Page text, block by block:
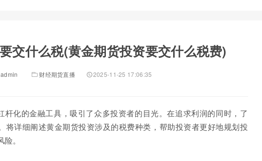
交什么税(黄金期货投资要交什么税费)
admin 财经期货直播 2025-11-25 17:06:35
杆化的金融工具，吸引了众多投资者的目光。在追求利润的同时，了
将详细阐述黄金期货投资涉及的税费种类，帮助投资者更好地规划投
。